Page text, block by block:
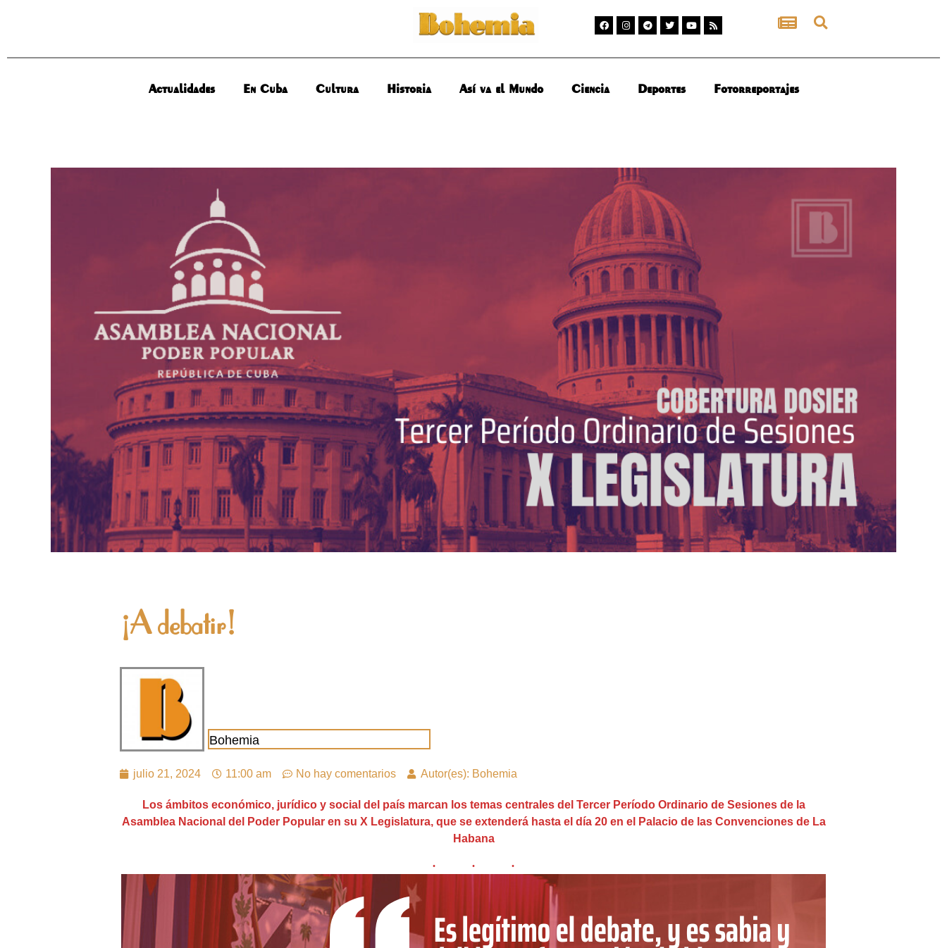
Actualidades En Cuba Cultura Historia Así va el Mundo Ciencia Deportes Fotorreportajes
¡A debatir!
Bohemia
julio 21, 2024 11:00 am No hay comentarios Autor(es): Bohemia
Los ámbitos económico, jurídico y social del país marcan los temas centrales del Tercer Período Ordinario de Sesiones de la
Asamblea Nacional del Poder Popular en su X Legislatura, que se extenderá hasta el día 20 en el Palacio de las Convenciones de La
Habana